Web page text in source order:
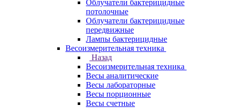
Облучатели бактерицидные
потолочные
Облучатели бактерицидные
передвижные
Лампы бактерицидные
Весоизмерительная техника
Назад
Весоизмерительная техника
Весы аналитические
Весы лабораторные
Весы порционные
Весы счетные